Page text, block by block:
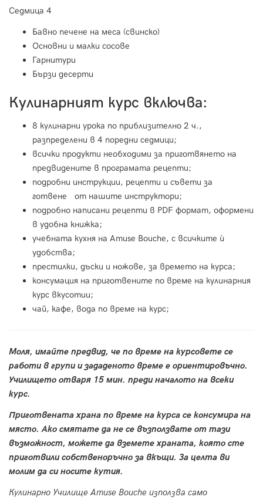
Седмица 4
Бавно печене на меса (свинско)
Основни и малки сосове
Гарнитури
Бързи десерти
Кулинарният курс включва:
8 кулинарни урока по приблизително 2 ч.,
разпределени в 4 поредни седмици;
всички продукти необходими за приготвянето на
предвидените в програмата рецепти;
подробни инструкции, рецепти и съвети за
готвене от нашите инструктори;
подробно написани рецепти в PDF формат, оформени
в удобна книжка;
учебната кухня на Amuse Bouche, с всичките ѝ
удобства;
престилки, дъски и ножове, за времето на курса;
консумация на приготвените по време на кулинарния
курс вкусотии;
чай, кафе, вода по време на курс;
Моля, имайте предвид, че по време на курсовете се
работи в групи и зададеното време е ориентировъчно.
Училището отваря 15 мин. преди началото на всеки
курс.
Приготвената храна по време на курса се консумира на
място. Ако смятате да не се възползвате от тази
възможност, можете да вземете храната, която сте
приготвили собственоръчно за вкъщи. За целта ви
молим да си носите кутия.
Кулинарно Училище Amuse Bouche използва само